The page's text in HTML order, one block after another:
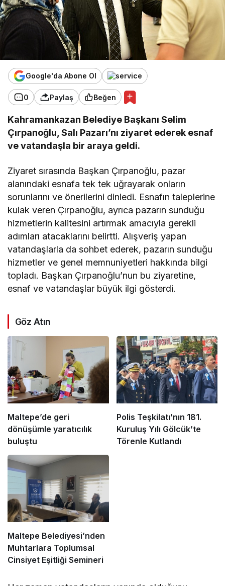
Google'da Abone Ol
0 Paylaş Beğen
Kahramankazan Belediye Başkanı Selim
Çırpanoğlu, Salı Pazarı’nı ziyaret ederek esnaf
ve vatandaşla bir araya geldi.
Ziyaret sırasında Başkan Çırpanoğlu, pazar
alanındaki esnafa tek tek uğrayarak onların
sorunlarını ve önerilerini dinledi. Esnafın taleplerine
kulak veren Çırpanoğlu, ayrıca pazarın sunduğu
hizmetlerin kalitesini artırmak amacıyla gerekli
adımları atacaklarını belirtti. Alışveriş yapan
vatandaşlarla da sohbet ederek, pazarın sunduğu
hizmetler ve genel memnuniyetleri hakkında bilgi
topladı. Başkan Çırpanoğlu’nun bu ziyaretine,
esnaf ve vatandaşlar büyük ilgi gösterdi.
Göz Atın
Maltepe’de geri
dönüşümle yaratıcılık
buluştu
Polis Teşkilatı’nın 181.
Kuruluş Yılı Gölcük’te
Törenle Kutlandı
Maltepe Belediyesi’nden
Muhtarlara Toplumsal
Cinsiyet Eşitliği Semineri